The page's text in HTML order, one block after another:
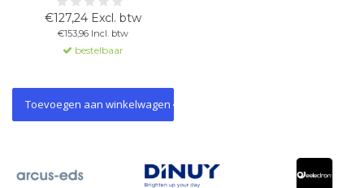
en KNX RF-netwerk. Compatibel
met ETS 5+, ondersteunt KNX
Secure-programmering en cEMI-
protocol. SDK beschikbaar.
€127,24 Excl. btw
€153,96 Incl. btw
bestelbaar
Toevoegen aan winkelwagen